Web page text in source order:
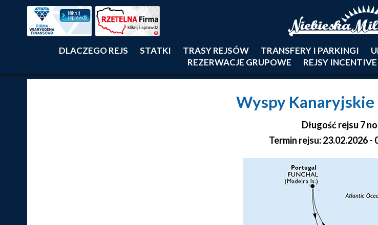
DLACZEGO REJS STATKI TRASY REJSÓW TRANSFERY I PARKINGI
REZERWACJE GRUPOWE
REJSY INCENTIVE
Wyspy Kanaryjskie
Długość rejsu 7
Termin rejsu: 23.02.2026 -